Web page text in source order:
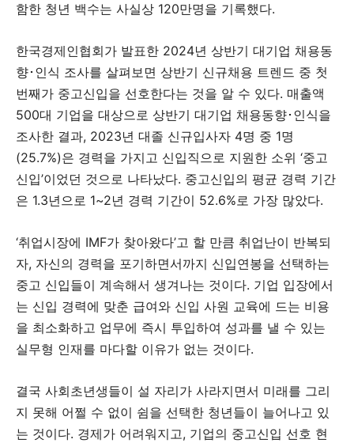
함한 청년 백수는 사실상 120만명을 기록했다.
한국경제인협회가 발표한 2024년 상반기 대기업 채용동
향･인식 조사를 살펴보면 상반기 신규채용 트렌드 중 첫
번째가 중고신입을 선호한다는 것을 알 수 있다. 매출액
500대 기업을 대상으로 상반기 대기업 채용동향･인식을
조사한 결과, 2023년 대졸 신규입사자 4명 중 1명
(25.7%)은 경력을 가지고 신입직으로 지원한 소위 ‘중고
신입’이었던 것으로 나타났다. 중고신입의 평균 경력 기간
은 1.3년으로 1~2년 경력 기간이 52.6%로 가장 많았다.
‘취업시장에 IMF가 찾아왔다’고 할 만큼 취업난이 반복되
자, 자신의 경력을 포기하면서까지 신입연봉을 선택하는
중고 신입들이 계속해서 생겨나는 것이다. 기업 입장에서
는 신입 경력에 맞춘 급여와 신입 사원 교육에 드는 비용
을 최소화하고 업무에 즉시 투입하여 성과를 낼 수 있는
실무형 인재를 마다할 이유가 없는 것이다.
결국 사회초년생들이 설 자리가 사라지면서 미래를 그리
지 못해 어쩔 수 없이 쉼을 선택한 청년들이 늘어나고 있
는 것이다. 경제가 어려워지고, 기업의 중고신입 선호 현